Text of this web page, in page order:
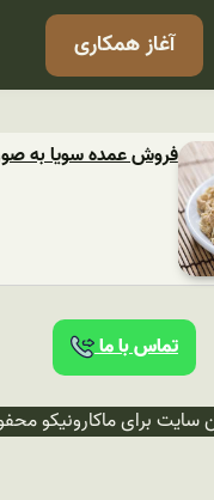
آغاز همکاری
فروش عمده سویا به
تماس با ما
سایت برای ماکارونیکو